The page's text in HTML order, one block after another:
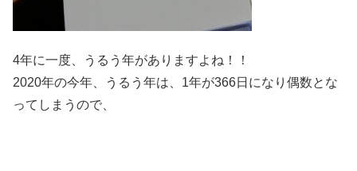
4年に一度、うるう年がありますよね！！
2020年の今年、うるう年は、1年が366日になり偶数とな
ってしまうので、